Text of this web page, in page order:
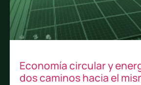
Economía circular y
dos caminos hacia el